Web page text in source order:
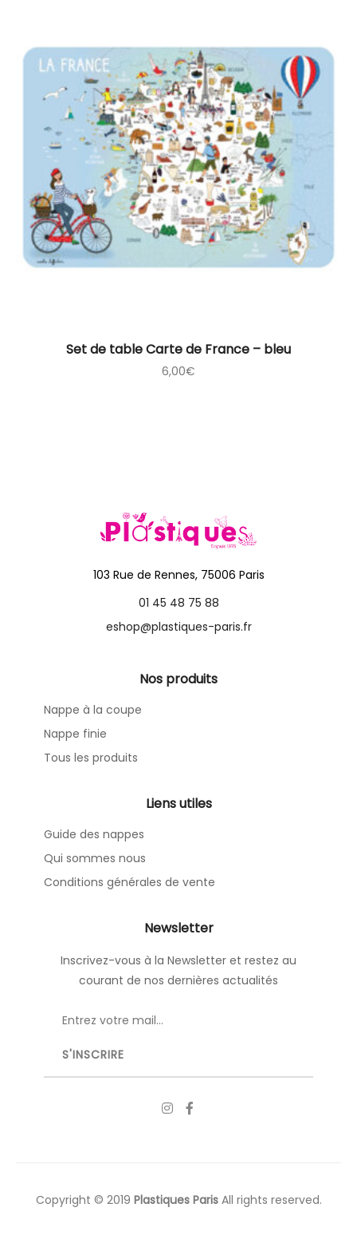
Set de table Carte de France – bleu
6,00€
103 Rue de Rennes, 75006 Paris
01 45 48 75 88
eshop@plastiques-paris.fr
Nos produits
Nappe à la coupe
Nappe finie
Tous les produits
Liens utiles
Guide des nappes
Qui sommes nous
Conditions générales de vente
Newsletter
Inscrivez-vous à la Newsletter et restez au
courant de nos dernières actualités
Copyright © 2019 Plastiques ParisAll rights reserved.